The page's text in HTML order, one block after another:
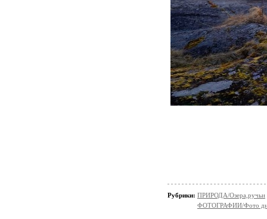
Рубрики: ПРИРОДА/Озера,ручьи
ФОТОГРАФИИ/Фото